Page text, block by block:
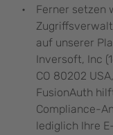
Ferner setzen
auf unserer
Inversoft, Inc
CO 80202
FusionAuth
Compliance-
lediglich Ihre